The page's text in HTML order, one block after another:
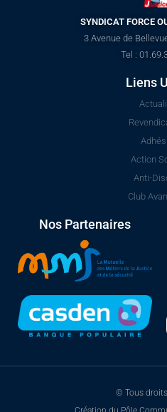
SYNDICAT FORCE
3 Avenue de
Tel :
Liens
Action
Anti-
Club
Nos Partenaires
© Tous